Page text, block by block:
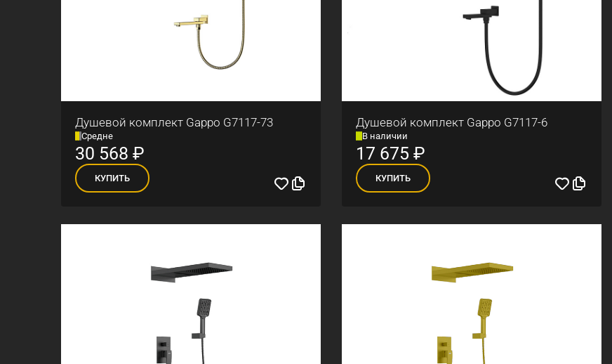
Душевой комплект Gappo G7117-73
Средне
30 568 ₽
КУПИТЬ
Душевой комплект Gappo G7117-6
В наличии
17 675 ₽
КУПИТЬ